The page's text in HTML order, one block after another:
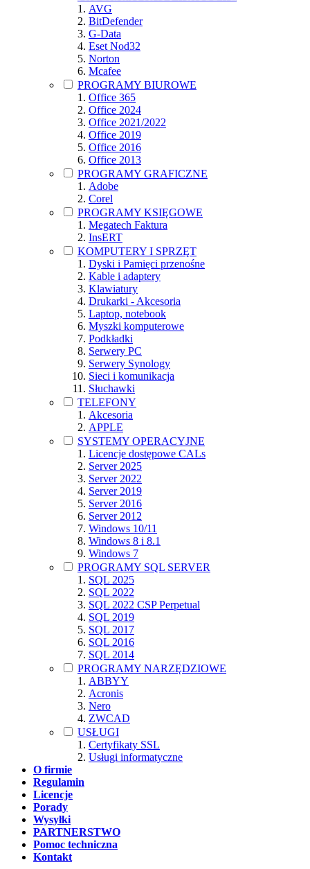
AVG
BitDefender
G-Data
Eset Nod32
Norton
Mcafee
PROGRAMY BIUROWE
Office 365
Office 2024
Office 2021/2022
Office 2019
Office 2016
Office 2013
PROGRAMY GRAFICZNE
Adobe
Corel
PROGRAMY KSIĘGOWE
Megatech Faktura
InsERT
KOMPUTERY I SPRZĘT
Dyski i Pamięci przenośne
Kable i adaptery
Klawiatury
Drukarki - Akcesoria
Laptop, notebook
Myszki komputerowe
Podkładki
Serwery PC
Serwery Synology
Sieci i komunikacja
Słuchawki
TELEFONY
Akcesoria
APPLE
SYSTEMY OPERACYJNE
Licencje dostępowe CALs
Server 2025
Server 2022
Server 2019
Server 2016
Server 2012
Windows 10/11
Windows 8 i 8.1
Windows 7
PROGRAMY SQL SERVER
SQL 2025
SQL 2022
SQL 2022 CSP Perpetual
SQL 2019
SQL 2017
SQL 2016
SQL 2014
PROGRAMY NARZĘDZIOWE
ABBYY
Acronis
Nero
ZWCAD
USŁUGI
Certyfikaty SSL
Usługi informatyczne
O firmie
Regulamin
Licencje
Porady
Wysyłki
PARTNERSTWO
Pomoc techniczna
Kontakt